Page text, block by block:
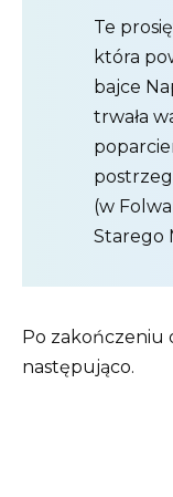
Te
która
bajce
trwała
(w
Starego
Po zakończeniu
następująco.